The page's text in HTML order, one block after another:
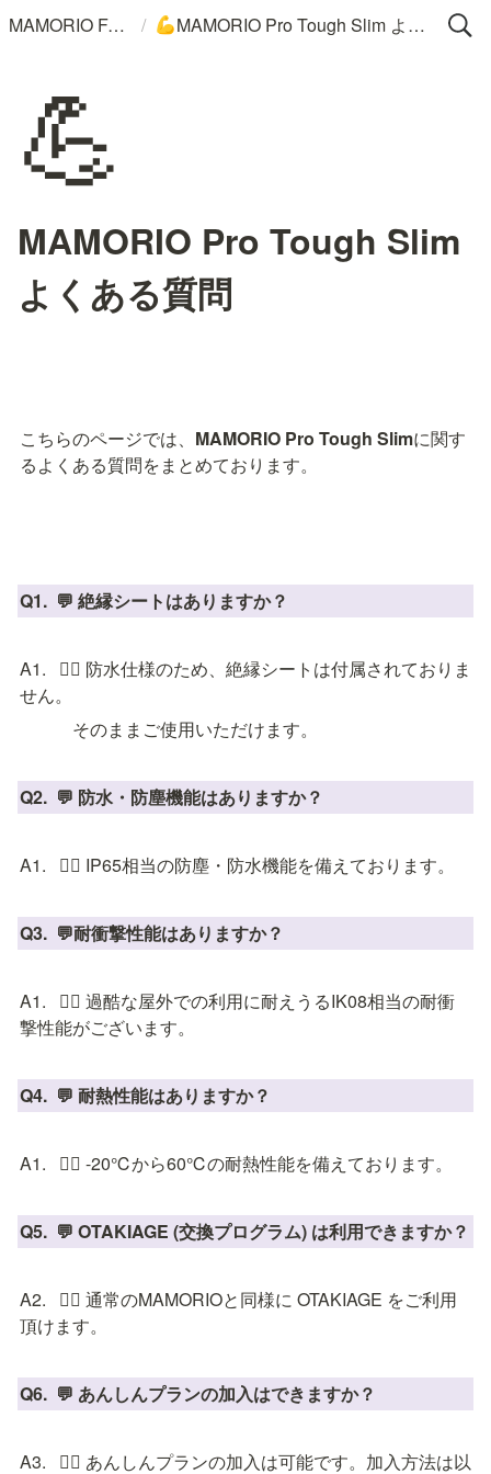
MAMORIO FAQ / 💪 MAMORIO Pro Tough Slim よくある質問
💪
MAMORIO Pro Tough Slim
よくある質問
こちらのページでは、 MAMORIO Pro Tough Slimに関す
るよくある質問をまとめております。
Q1.  💬 絶縁シートはありますか？
A1.   💁‍♂️ 防水仕様のため、絶縁シートは付属されておりま
せん。
そのままご使用いただけます。
Q2.  💬 防水・防塵機能はありますか？
A1.   💁‍♂️ IP65相当の防塵・防水機能を備えております。
Q3.  💬耐衝撃性能はありますか？
A1.   💁‍♂️ 過酷な屋外での利用に耐えうるIK08相当の耐衝
撃性能がございます。
Q4.  💬 耐熱性能はありますか？
A1.   💁‍♂️ -20℃から60℃の耐熱性能を備えております。
Q5.  💬 OTAKIAGE (交換プログラム) は利用できますか？
A2.   💁‍♂️ 通常のMAMORIOと同様に OTAKIAGE をご利用
頂けます。
Q6.  💬 あんしんプランの加入はできますか？
A3.   💁‍♂️ あんしんプランの加入は可能です。加入方法は以